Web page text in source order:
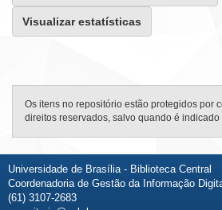
Visualizar estatísticas
Os itens no repositório estão protegidos por
direitos reservados, salvo quando é indicado
Universidade de Brasília - Biblioteca Central
Coordenadoria de Gestão da Informação
(61) 3107-2683